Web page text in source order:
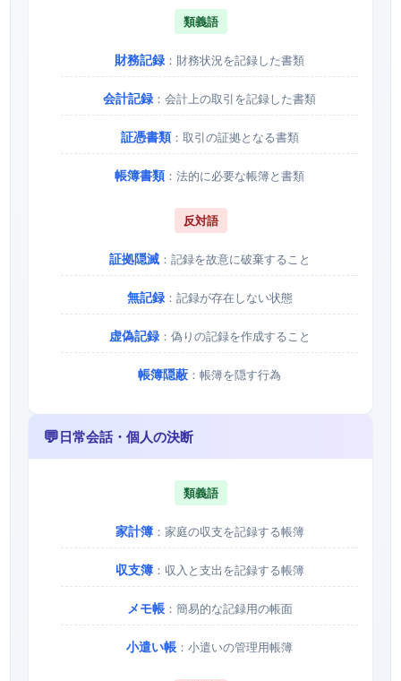
類義語
財務記録 ：財務状況を記録した書類
会計記録 ：会計上の取引を記録した書類
証憑書類：取引の証拠となる書類
帳簿書類 ：法的に必要な帳簿と書類
反対語
証拠隠滅：記録を故意に破棄すること
無記録：記録が存在しない状態
虚偽記録：偽りの記録を作成すること
帳簿隠蔽 ：帳簿を隠す行為
💬日常会話・個人の決断
類義語
家計簿：家庭の収支を記録する帳簿
収支簿：収入と支出を記録する帳簿
メモ帳：簡易的な記録用の帳面
小遣い帳 ：小遣いの管理用帳簿